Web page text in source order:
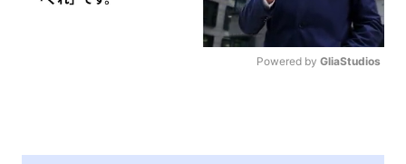
Powered by GliaStudios